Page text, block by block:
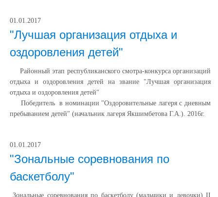
01.01.2017
"Лучшая организация отдыха и
оздоровления детей"
Районный этап республиканского смотра-конкурса организаций
отдыха и оздоровления детей на звание "Лучшая организация
отдыха и оздоровления детей"
Победитель в номинации "Оздоровительные лагеря с дневным
пребыванием детей" (начальник лагеря Якшимбетова Г.А.). 2016г.
01.01.2017
"Зональные соревнования по
баскетболу"
Зональные соревнования по баскетболу (мальчики и девочки) II